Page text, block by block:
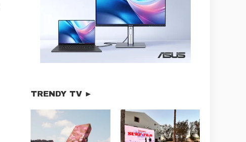
TRENDY TV ►